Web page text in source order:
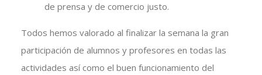
de prensa y de comercio justo.
Todos hemos valorado al finalizar la semana la gran
participación de alumnos y profesores en todas las
actividades así como el buen funcionamiento del